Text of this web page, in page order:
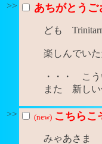
>> あちがとうご
ども
楽しんでいた
・・・ こう
また 新しい
>> (new) こちらこ
みゃあさま